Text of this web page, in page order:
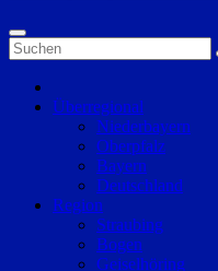
Überregional
Niederbayern
Oberpfalz
Bayern
Deutschland
Region
Straubing
Bogen
Geiselhöring